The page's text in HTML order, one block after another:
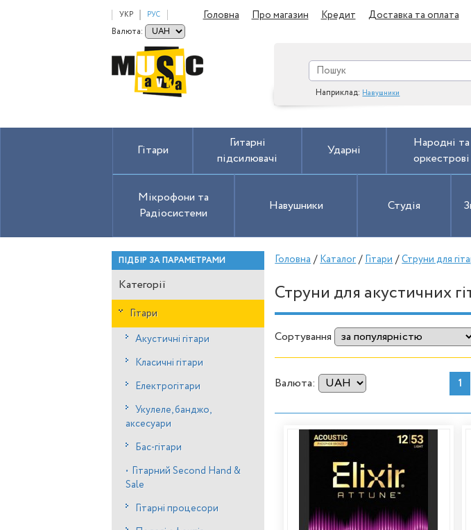
Валюта:
УКР РУС Головна Про магазин Кредит Доставка та оплата
Наприклад: Навушники
Гітари
Гитарні
підсилювачі
Ударні
Народні та
оркестрові
Мікрофони та
Радіосистеми
Навушники Студія
ПІДБІР ЗА ПАРАМЕТРАМИ
Категорії
Гітари
Акустичні гітари
Класичні гітари
Електрогітари
Укулеле, банджо,
аксесуари
Бас-гітари
• Гітарний Second Hand &
Sale
Гітарні процесори
Головна/Каталог/Гітари/Струни для
Струни для акустичних
Сортування
Валюта: 1